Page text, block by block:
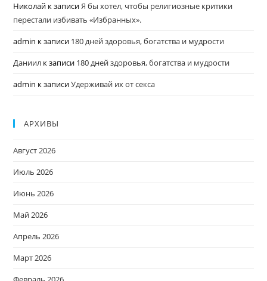
Николай к записиЯ бы хотел, чтобы религиозные критики
перестали избивать «Избранных».
admin к записи 180 дней здоровья, богатства и мудрости
Даниил к записи 180 дней здоровья, богатства и мудрости
admin к записиУдерживай их от секса
АРХИВЫ
Август 2026
Июль 2026
Июнь 2026
Май 2026
Апрель 2026
Март 2026